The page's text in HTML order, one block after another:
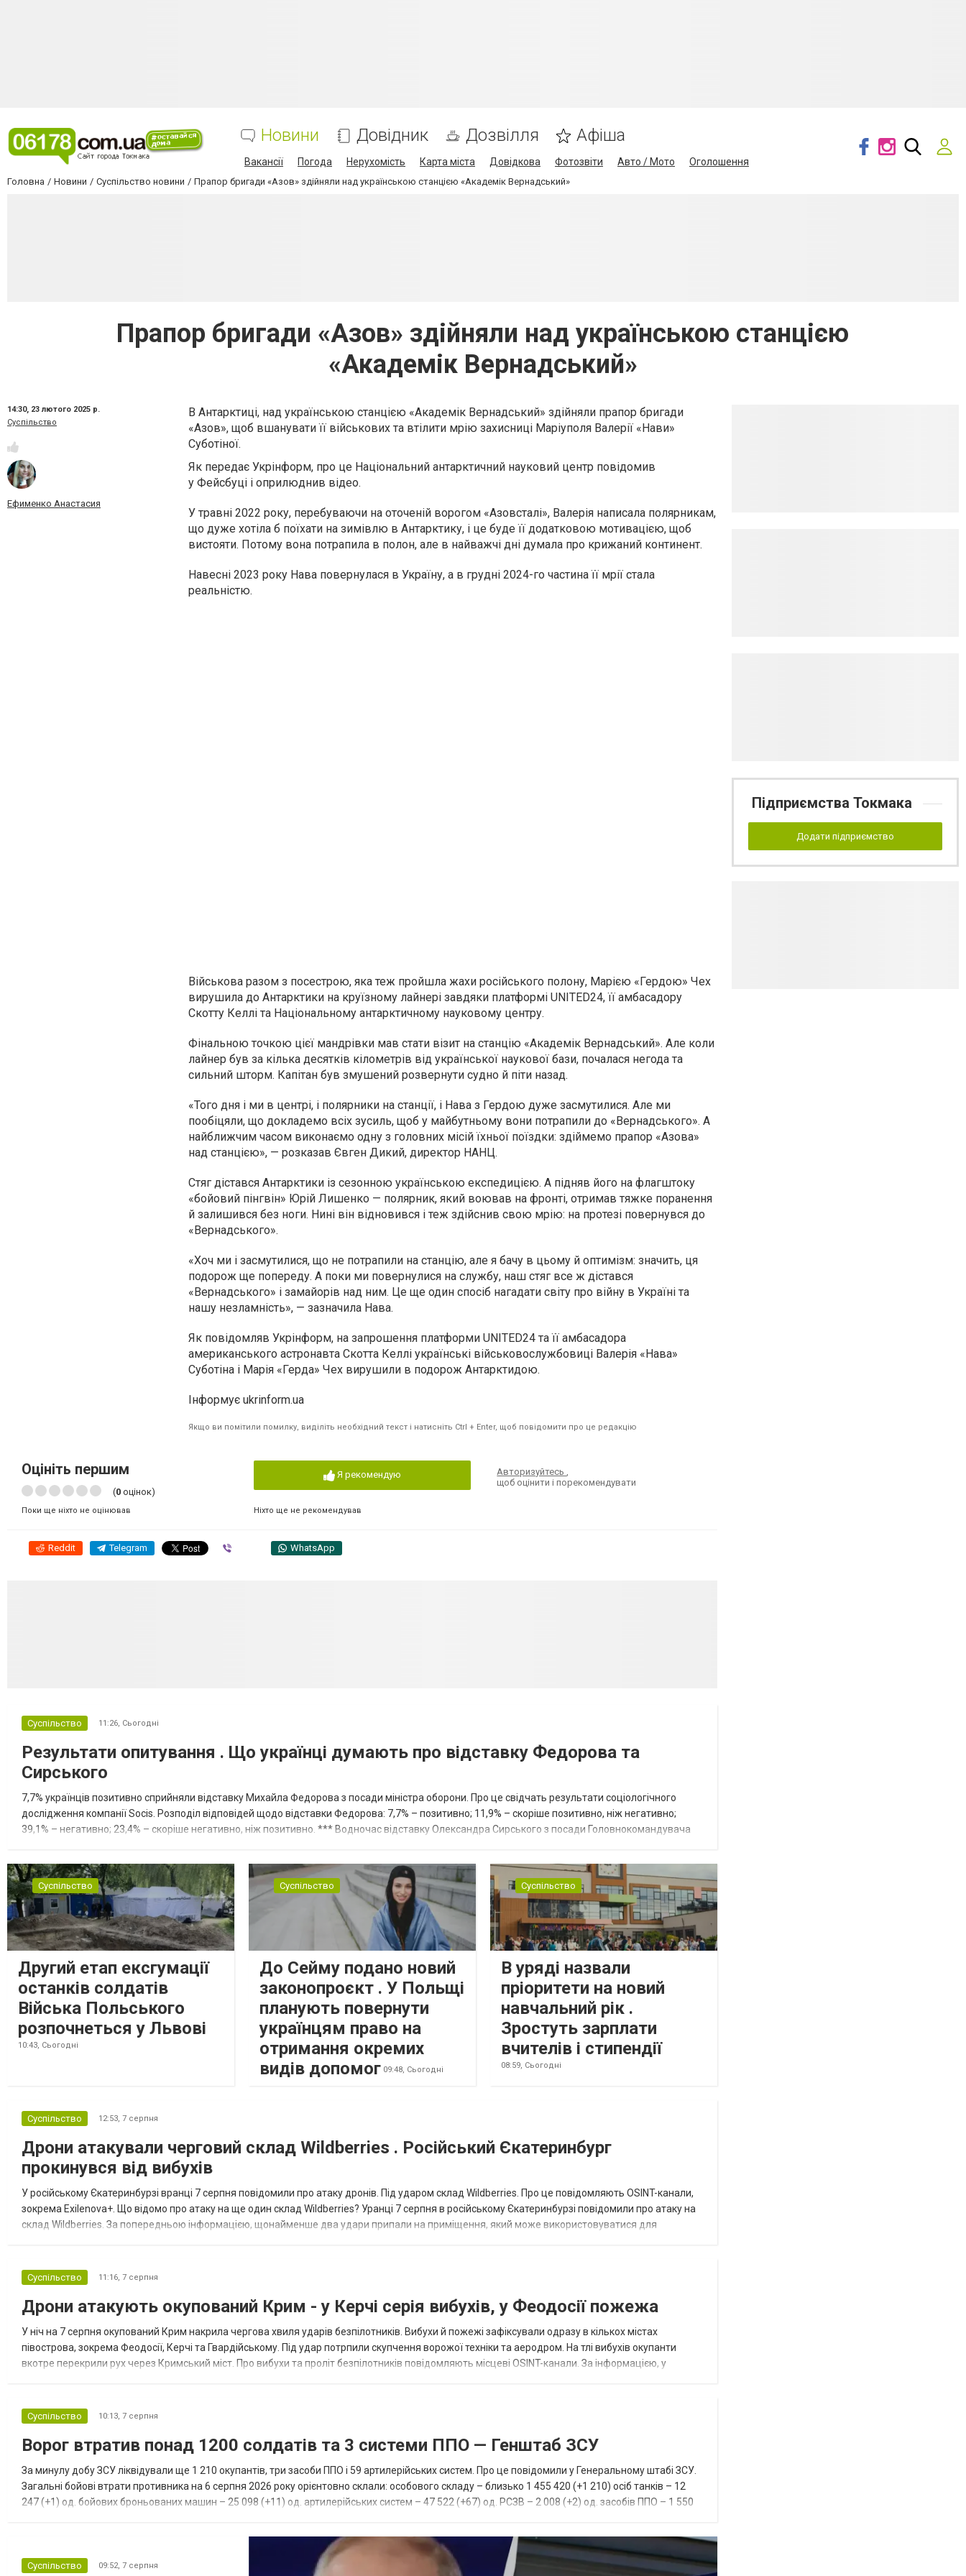
Новини Довідник Дозвілля Афіша
Вакансії Погода Нерухомість Карта міста Довідкова Фотозвіти Авто / Мото Оголошення
Головна Новини Суспільство новини Прапор бригади «Азов» здійняли над українською станцією «Академік Вернадський»
Прапор бригади «Азов» здійняли над українською станцією
«Академік Вернадський»
14:30, 23 лютого 2025 р.
Суспільство
Ефименко Анастасия
В Антарктиці, над українською станцією «Академік Вернадський» здійняли прапор бригади
«Азов», щоб вшанувати її військових та втілити мрію захисниці Маріуполя Валерії «Нави»
Суботіної.
Як передає Укрінформ, про це Національний антарктичний науковий центр повідомив
у Фейсбуці і оприлюднив відео.
У травні 2022 року, перебуваючи на оточеній ворогом «Азовсталі», Валерія написала полярникам,
що дуже хотіла б поїхати на зимівлю в Антарктику, і це буде її додатковою мотивацією, щоб
вистояти. Потому вона потрапила в полон, але в найважчі дні думала про крижаний континент.
Навесні 2023 року Нава повернулася в Україну, а в грудні 2024-го частина її мрії стала
реальністю.
Військова разом з посестрою, яка теж пройшла жахи російського полону, Марією «Гердою» Чех
вирушила до Антарктики на круїзному лайнері завдяки платформі UNITED24, її амбасадору
Скотту Келлі та Національному антарктичному науковому центру.
Фінальною точкою цієї мандрівки мав стати візит на станцію «Академік Вернадський». Але коли
лайнер був за кілька десятків кілометрів від української наукової бази, почалася негода та
сильний шторм. Капітан був змушений розвернути судно й піти назад.
«Того дня і ми в центрі, і полярники на станції, і Нава з Гердою дуже засмутилися. Але ми
пообіцяли, що докладемо всіх зусиль, щоб у майбутньому вони потрапили до «Вернадського». А
найближчим часом виконаємо одну з головних місій їхньої поїздки: здіймемо прапор «Азова»
над станцією», — розказав Євген Дикий, директор НАНЦ.
Стяг дістався Антарктики із сезонною українською експедицією. А підняв його на флагштоку
«бойовий пінгвін» Юрій Лишенко — полярник, який воював на фронті, отримав тяжке поранення
й залишився без ноги. Нині він відновився і теж здійснив свою мрію: на протезі повернувся до
«Вернадського».
«Хоч ми і засмутилися, що не потрапили на станцію, але я бачу в цьому й оптимізм: значить, ця
подорож ще попереду. А поки ми повернулися на службу, наш стяг все ж дістався
«Вернадського» і замайорів над ним. Це ще один спосіб нагадати світу про війну в Україні та
нашу незламність», — зазначила Нава.
Як повідомляв Укрінформ, на запрошення платформи UNITED24 та її амбасадора
американського астронавта Скотта Келлі українські військовослужбовиці Валерія «Нава»
Суботіна і Марія «Герда» Чех вирушили в подорож Антарктидою.
Інформує ukrinform.ua
Якщо ви помітили помилку, виділіть необхідний текст і натисніть Ctrl + Enter, щоб повідомити про це редакцію
Оцініть першим
(0 оцінок)
Поки ще ніхто не оцінював
Я рекомендую
Ніхто ще не рекомендував
Авторизуйтесь,
щоб оцінити і порекомендувати
Reddit Telegram WhatsApp
Суспільство 11:26, Сьогодні
Результати опитування . Що українці думають про відставку Федорова та
Сирського
7,7% українців позитивно сприйняли відставку Михайла Федорова з посади міністра оборони. Про це свідчать результати соціологічного
дослідження компанії Socis. Розподіл відповідей щодо відставки Федорова: 7,7% – позитивно; 11,9% – скоріше позитивно, ніж негативно;
39,1% – негативно; 23,4% – скоріше негативно, ніж позитивно. *** Водночас відставку Олександра Сирського з посади Головнокомандувача
Суспільство
Другий етап ексгумації
останків солдатів
Війська Польського
розпочнеться у Львові
10:43, Сьогодні
Суспільство
До Сейму подано новий
законопроєкт . У Польщі
планують повернути
українцям право на
отримання окремих
видів допомог 09:48, Сьогодні
Суспільство
В уряді назвали
пріоритети на новий
навчальний рік .
Зростуть зарплати
вчителів і стипендії
08:59, Сьогодні
Суспільство 12:53, 7 серпня
Дрони атакували черговий склад Wildberries . Російський Єкатеринбург
прокинувся від вибухів
У російському Єкатеринбурзі вранці 7 серпня повідомили про атаку дронів. Під ударом склад Wildberries. Про це повідомляють OSINT-канали,
зокрема Exilenova+. Що відомо про атаку на ще один склад Wildberries? Уранці 7 серпня в російському Єкатеринбурзі повідомили про атаку на
склад Wildberries. За попередньою інформацією, щонайменше два удари припали на приміщення, який може використовуватися для
Суспільство 11:16, 7 серпня
Дрони атакують окупований Крим - у Керчі серія вибухів, у Феодосії пожежа
У ніч на 7 серпня окупований Крим накрила чергова хвиля ударів безпілотників. Вибухи й пожежі зафіксували одразу в кількох містах
півострова, зокрема Феодосії, Керчі та Гвардійському. Під удар потрпили скупчення ворожої техніки та аеродром. На тлі вибухів окупанти
вкотре перекрили рух через Кримський міст. Про вибухи та проліт безпілотників повідомляють місцеві OSINT-канали. За інформацією, у
Суспільство 10:13, 7 серпня
Ворог втратив понад 1200 солдатів та 3 системи ППО — Генштаб ЗСУ
За минулу добу ЗСУ ліквідували ще 1 210 окупантів, три засоби ППО і 59 артилерійських систем. Про це повідомили у Генеральному штабі ЗСУ.
Загальні бойові втрати противника на 6 серпня 2026 року орієнтовно склали: особового складу – близько 1 455 420 (+1 210) осіб танків – 12
247 (+1) од. бойових броньованих машин – 25 098 (+11) од. артилерійських систем – 47 522 (+67) од. РСЗВ – 2 008 (+2) од. засобів ППО – 1 550
Суспільство 09:52, 7 серпня
Підприємства Токмака
Додати підприємство